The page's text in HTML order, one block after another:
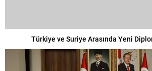
Türkiye ve Suriye Arasında Yeni